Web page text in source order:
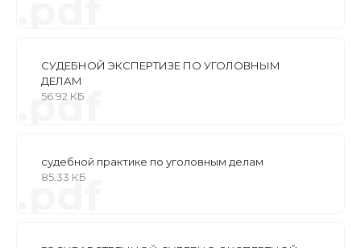
.pdf
СУДЕБНОЙ ЭКСПЕРТИЗЕ ПО УГОЛОВНЫМ
ДЕЛАМ
56.92 КБ
.pdf
судебной практике по уголовным делам
85.33 КБ
.pdf